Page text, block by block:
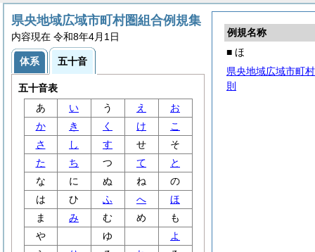
例規名称
■ ほ
県央地域広域市町
則
県央地域広域市町村圏組合例規集
内容現在 令和8年4月1日
体系 五十音
五十音表
あ
い う え
お
か
き く け
こ
さ
し す せ
そ
た
ち つ て
と
な
に ぬ ね
の
は
ひ ふ へ
ほ
ま
み む め
も
や
ゆ
よ